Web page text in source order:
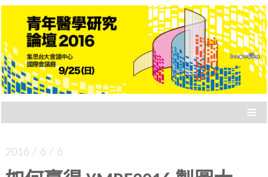
青年醫學研究論壇 2016
專門為「剛起步的醫學研究者」設計的研討會，
各路成績卓著的講者，與你分享四大面向：要不
要讀博士、國際參與、健保資料庫、統合分析。
≡
2016 / 6 / 6